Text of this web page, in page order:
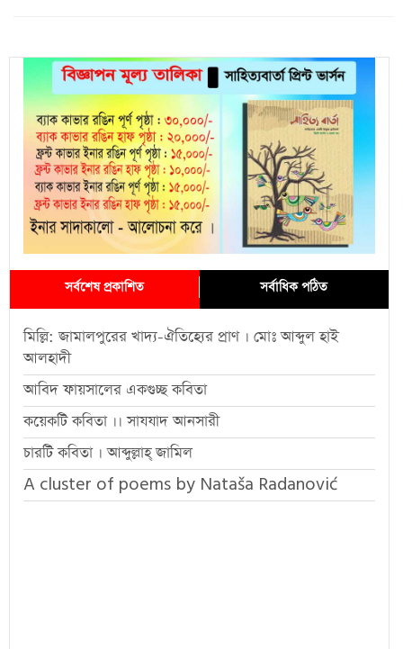
সর্বশেষ প্রকাশিত সর্বাধিক পঠিত
মিল্লি: জামালপুরের খাদ্য-ঐতিহ্যের প্রাণ । মোঃ আব্দুল হাই
আলহাদী
আবিদ ফায়সালের একগুচ্ছ কবিতা
কয়েকটি কবিতা ।। সাযযাদ আনসারী
চারটি কবিতা । আব্দুল্লাহ্ জামিল
A cluster of poems by Nataša Radanović